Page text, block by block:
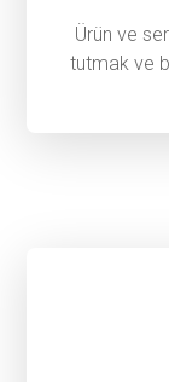
Ürün ve
tutmak ve